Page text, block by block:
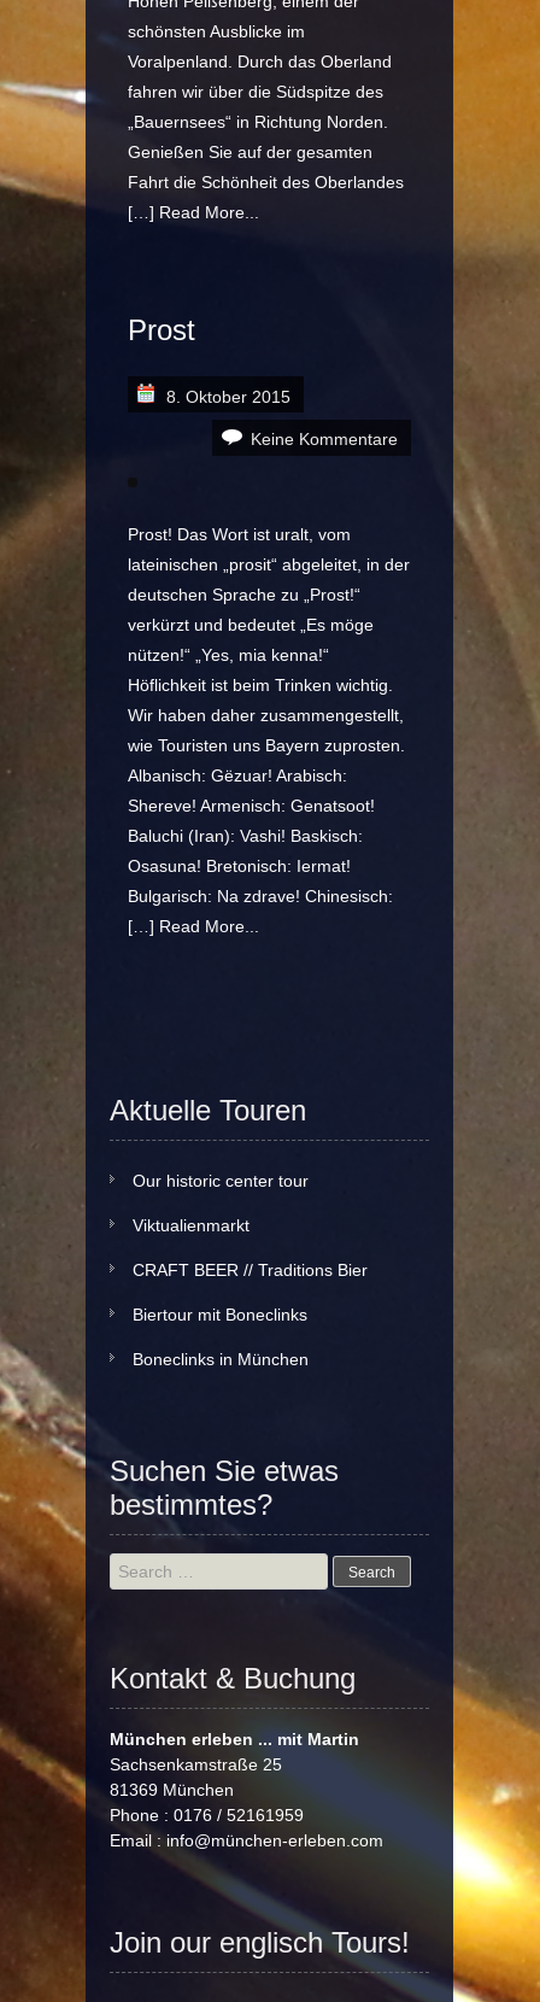
schönsten Ausblicke im
Voralpenland. Durch das Oberland
fahren wir über die Südspitze des
„Bauernsees“ in Richtung Norden.
Genießen Sie auf der gesamten
Fahrt die Schönheit des Oberlandes
[…] Read More...
Prost
8. Oktober 2015
Keine Kommentare
Prost! Das Wort ist uralt, vom
lateinischen „prosit“ abgeleitet, in der
deutschen Sprache zu „Prost!“
verkürzt und bedeutet „Es möge
nützen!“ „Yes, mia kenna!“
Höflichkeit ist beim Trinken wichtig.
Wir haben daher zusammengestellt,
wie Touristen uns Bayern zuprosten.
Albanisch: Gëzuar! Arabisch:
Shereve! Armenisch: Genatsoot!
Baluchi (Iran): Vashi! Baskisch:
Osasuna! Bretonisch: Iermat!
Bulgarisch: Na zdrave! Chinesisch:
[…] Read More...
Aktuelle Touren
Our historic center tour
Viktualienmarkt
CRAFT BEER // Traditions Bier
Biertour mit Boneclinks
Boneclinks in München
Suchen Sie etwas
bestimmtes?
Search
for:
Kontakt & Buchung
München erleben ... mit Martin
Sachsenkamstraße 25
81369 München
Phone : 0176 / 52161959
Email : info@münchen-erleben.com
Join our englisch Tours!